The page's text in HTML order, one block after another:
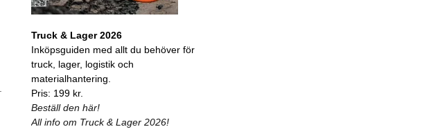
Truck & Lager 2026
Inköpsguiden med allt du behöver för
truck, lager, logistik och
materialhantering.
Pris: 199 kr.
Beställ den här!
All info om Truck & Lager 2026!